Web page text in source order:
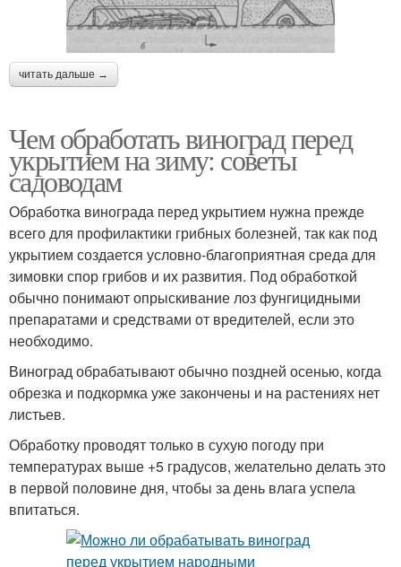
читать дальше →
Чем обработать виноград перед
укрытием на зиму: советы
садоводам
Обработка винограда перед укрытием нужна прежде
всего для профилактики грибных болезней, так как под
укрытием создается условно-благоприятная среда для
зимовки спор грибов и их развития. Под обработкой
обычно понимают опрыскивание лоз фунгицидными
препаратами и средствами от вредителей, если это
необходимо.
Виноград обрабатывают обычно поздней осенью, когда
обрезка и подкормка уже закончены и на растениях нет
листьев.
Обработку проводят только в сухую погоду при
температурах выше +5 градусов, желательно делать это
в первой половине дня, чтобы за день влага успела
впитаться.